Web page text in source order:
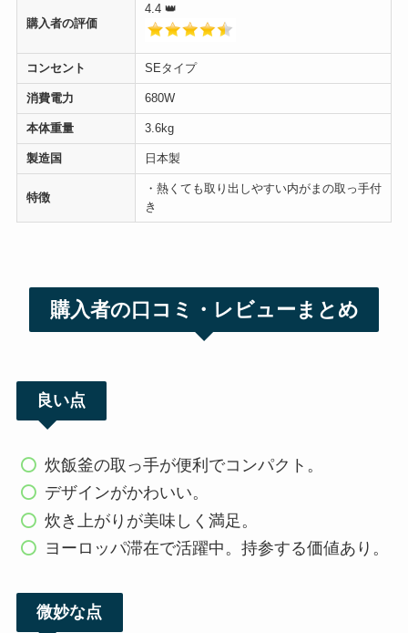
購入者の評価
4.4 👑
コンセント SEタイプ
消費電力 680W
本体重量 3.6kg
製造国 日本製
特徴
・熱くても取り出しやすい内がまの取っ手付
き
購入者の口コミ・レビューまとめ
良い点
炊飯釜の取っ手が便利でコンパクト。
デザインがかわいい。
炊き上がりが美味しく満足。
ヨーロッパ滞在で活躍中。持参する価値あり。
微妙な点